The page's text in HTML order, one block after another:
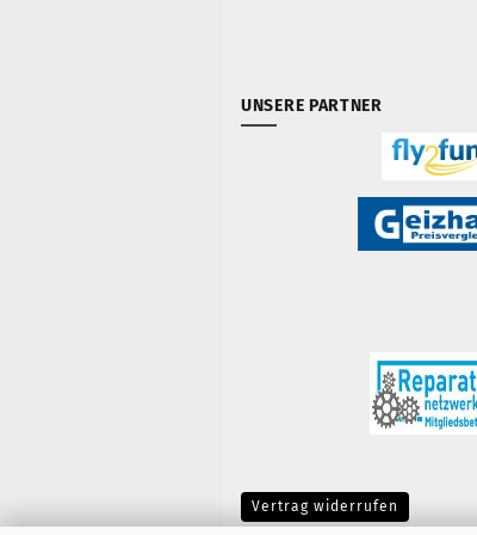
UNSERE PARTNER
Vertrag widerrufen